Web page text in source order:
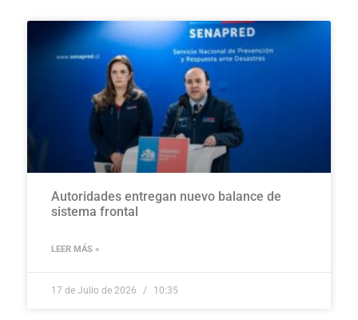
Autoridades entregan nuevo balance de
sistema frontal
LEER MÁS »
17 de Julio de 2026 10:35